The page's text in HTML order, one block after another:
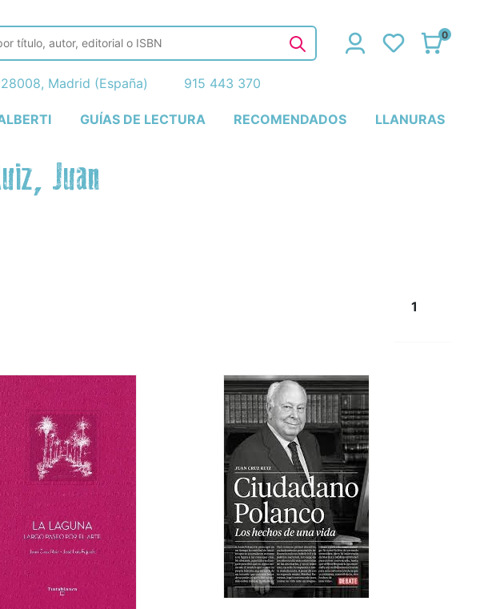
GUÍAS DE LECTURA RECOMENDADOS LLANURAS
0
Madrid (España) 915 443 370
Juan
1